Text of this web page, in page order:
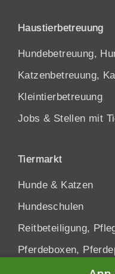
Haustierbetreuung
Hundebetreuung,
Katzenbetreuung,
Kleintierbetreuung
Jobs & Stellen mit
Tiermarkt
Hunde & Katzen
Hundeschulen
Reitbeteiligung,
Pferdeboxen,